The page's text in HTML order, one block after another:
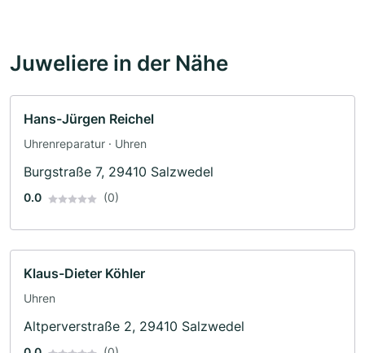
Juweliere in der Nähe
Hans-Jürgen Reichel
Uhrenreparatur · Uhren
Burgstraße 7, 29410 Salzwedel
0.0 (0)
Klaus-Dieter Köhler
Uhren
Altperverstraße 2, 29410 Salzwedel